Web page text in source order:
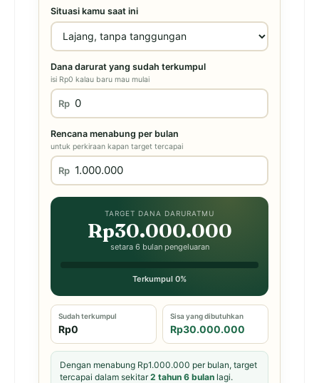
Situasi kamu saat ini
Dana darurat yang sudah terkumpul
isi Rp0 kalau baru mau mulai
Rp
Rencana menabung per bulan
untuk perkiraan kapan target tercapai
Rp
TARGET DANA DARURATMU
Rp30.000.000
setara 6 bulan pengeluaran
Terkumpul 0%
Sudah terkumpul
Rp0
Sisa yang dibutuhkan
Rp30.000.000
Dengan menabung Rp1.000.000 per bulan, target
tercapai dalam sekitar2 tahun 6 bulan lagi.